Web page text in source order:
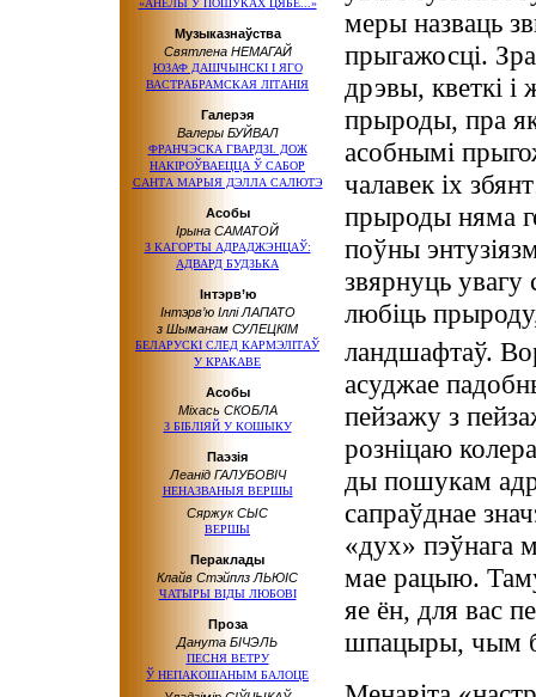
«АНЁЛЫ Ў ПОШУКАХЦЯБЕ...»
Музыказнаўства
Святлена НЕМАГАЙ
ЮЗАФ ДАШЧЫНСКІ І ЯГО
ВАСТРАБРАМСКАЯ ЛІТАНІЯ
Галерэя
Валеры БУЙВАЛ
ФРАНЧЭСКА ГВАРДЗІ. ДОЖ
НАКІРОЎВАЕЦЦА Ў САБОР
САНТА МАРЫЯ ДЭЛЛА САЛЮТЭ
Асобы
Ірына САМАТОЙ
З КАГОРТЫ АДРАДЖЭНЦАЎ:
АДВАРД БУДЗЬКА
Інтэрв’ю
Інтэрв’ю Іллі ЛАПАТО
з Шыманам СУЛЕЦКІМ
БЕЛАРУСКІ СЛЕД КАРМЭЛІТАЎ
У КРАКАВЕ
Асобы
Міхась СКОБЛА
З БІБЛІЯЙ У КОШЫКУ
Паэзія
Леанід ГАЛУБОВІЧ
НЕНАЗВАНЫЯ ВЕРШЫ
Сяржук СЫС
ВЕРШЫ
Пераклады
Клайв Стэйплз ЛЬЮІС
ЧАТЫРЫ ВІДЫ ЛЮБОВІ
Проза
Данута БІЧЭЛЬ
ПЕСНЯ ВЕТРУ
Ў НЕПАКОШАНЫМ БАЛОЦЕ
меры назваць
прыгажосці.
дрэвы, кветкі
прыроды, пра
асобнымі
чалавек іх
прыроды няма
поўны
звярнуць увагу
любіць
ландшафтаў.
асуджае
пейзажу з
розніцаю
ды пошукам
сапраўднае
«дух» пэўнага
мае рацыю.
яе ён, для вас
шпацыры, чым